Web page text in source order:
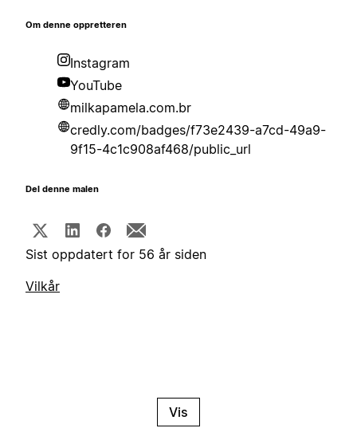
Om denne oppretteren
Instagram
YouTube
milkapamela.com.br
credly.com/badges/f73e2439-a7cd-49a9-
9f15-4c1c908af468/public_url
Del denne malen
Sist oppdatert for 56 år siden
Vilkår
Vis